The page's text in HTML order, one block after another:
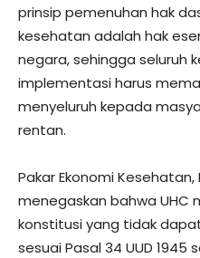
prinsip pemenuhan hak
kesehatan adalah hak
negara, sehingga seluruh
implementasi harus
menyeluruh kepada
rentan.
Pakar Ekonomi
menegaskan bahwa UHC
konstitusi yang tidak
sesuai Pasal 34 UUD